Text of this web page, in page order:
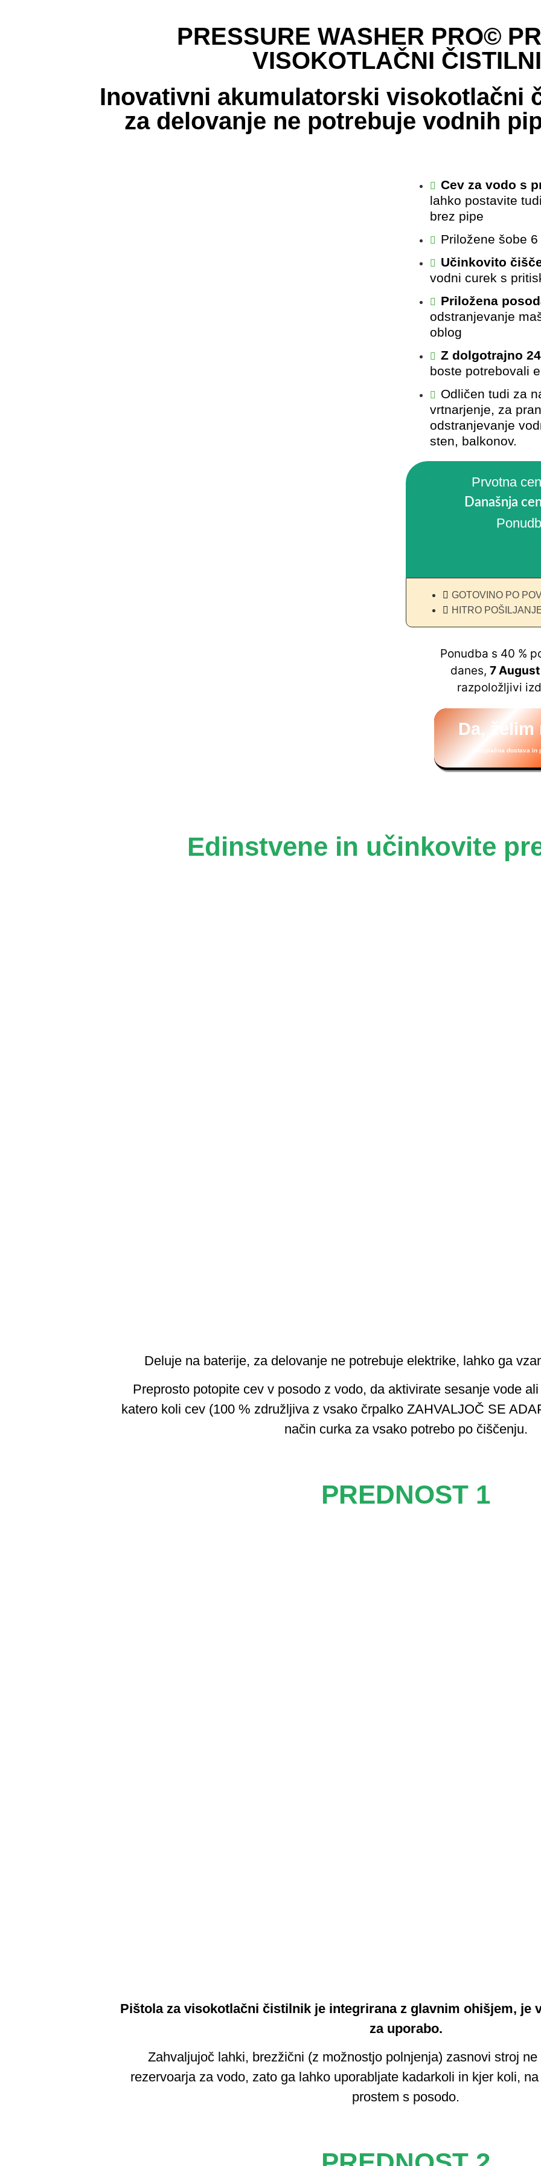
PRESSURE WASHER PRO©
VISOKOTLAČNI
Inovativni akumulatorski visokotlačni
za delovanje ne potrebuje vodnih
Cev za vodo s
lahko postavite
brez pipe
Priložene šobe 6
Učinkovito
vodni curek s
Priložena
odstranjevanje
oblog
Z dolgotrajno
boste potrebovali
Odličen tudi za
vrtnarjenje, za
odstranjevanje
sten, balkonov.
Prvotna
Današnja
GOTOVINO PO
HITRO
Ponudba s 40 %
danes, 7
razpoložljivi
Da,
Brezplačna dostava
Edinstvene in učinkovite
Deluje na baterije, za delovanje ne potrebuje elektrike, lahko ga
Preprosto potopite cev v posodo z vodo, da aktivirate sesanje vode
katero koli cev (100 % združljiva z vsako črpalko ZAHVALJOČ SE
način curka za vsako potrebo po čiščenju.
PREDNOST 1
Pištola za visokotlačni čistilnik je integrirana z glavnim ohišjem, je
za uporabo.
Zahvaljujoč lahki, brezžični (z možnostjo polnjenja) zasnovi stroj
rezervoarja za vodo, zato ga lahko uporabljate kadarkoli in kjer koli,
prostem s posodo.